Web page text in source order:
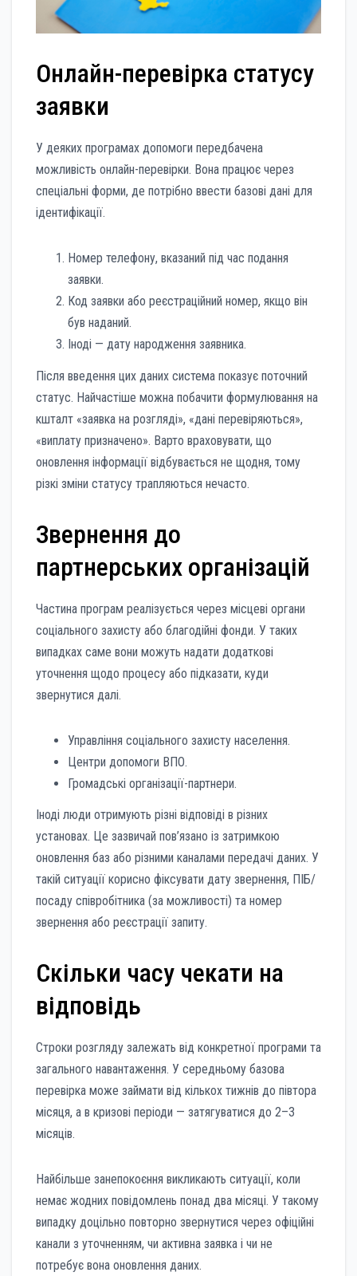
Онлайн-перевірка статусу
заявки
У деяких програмах допомоги передбачена
можливість онлайн-перевірки. Вона працює через
спеціальні форми, де потрібно ввести базові дані для
ідентифікації.
Номер телефону, вказаний під час подання
заявки.
Код заявки або реєстраційний номер, якщо він
був наданий.
Іноді — дату народження заявника.
Після введення цих даних система показує поточний
статус. Найчастіше можна побачити формулювання на
кшталт «заявка на розгляді», «дані перевіряються»,
«виплату призначено». Варто враховувати, що
оновлення інформації відбувається не щодня, тому
різкі зміни статусу трапляються нечасто.
Звернення до
партнерських організацій
Частина програм реалізується через місцеві органи
соціального захисту або благодійні фонди. У таких
випадках саме вони можуть надати додаткові
уточнення щодо процесу або підказати, куди
звернутися далі.
Управління соціального захисту населення.
Центри допомоги ВПО.
Громадські організації-партнери.
Іноді люди отримують різні відповіді в різних
установах. Це зазвичай пов’язано із затримкою
оновлення баз або різними каналами передачі даних. У
такій ситуації корисно фіксувати дату звернення, ПІБ/
посаду співробітника (за можливості) та номер
звернення або реєстрації запиту.
Скільки часу чекати на
відповідь
Строки розгляду залежать від конкретної програми та
загального навантаження. У середньому базова
перевірка може займати від кількох тижнів до півтора
місяця, а в кризові періоди — затягуватися до 2–3
місяців.
Найбільше занепокоєння викликають ситуації, коли
немає жодних повідомлень понад два місяці. У такому
випадку доцільно повторно звернутися через офіційні
канали з уточненням, чи активна заявка і чи не
потребує вона оновлення даних.